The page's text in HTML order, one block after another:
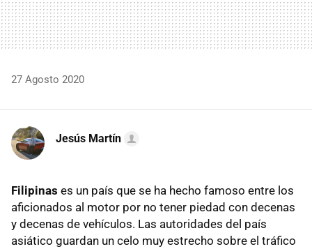
27 Agosto 2020
Jesús Martín
Filipinas es un país que se ha hecho famoso entre los
aficionados al motor por no tener piedad con decenas
y decenas de vehículos. Las autoridades del país
asiático guardan un celo muy estrecho sobre el tráfico